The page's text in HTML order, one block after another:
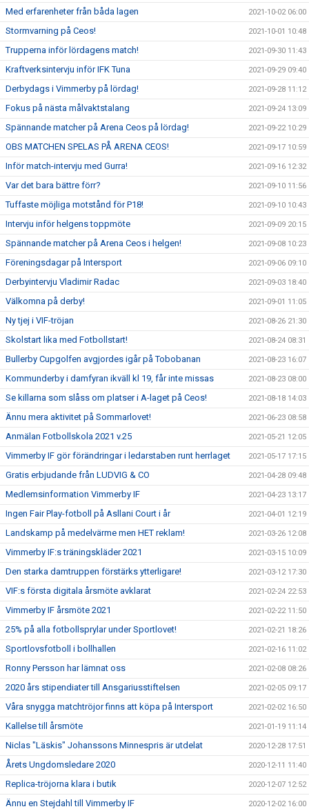
Med erfarenheter från båda lagen 2021-10-02 06:00
Stormvarning på Ceos! 2021-10-01 10:48
Trupperna inför lördagens match! 2021-09-30 11:43
Kraftverksintervju inför IFK Tuna 2021-09-29 09:40
Derbydags i Vimmerby på lördag! 2021-09-28 11:12
Fokus på nästa målvaktstalang 2021-09-24 13:09
Spännande matcher på Arena Ceos på lördag! 2021-09-22 10:29
OBS MATCHEN SPELAS PÅ ARENA CEOS! 2021-09-17 10:59
Inför match-intervju med Gurra! 2021-09-16 12:32
Var det bara bättre förr? 2021-09-10 11:56
Tuffaste möjliga motstånd för P18! 2021-09-10 10:43
Intervju inför helgens toppmöte 2021-09-09 20:15
Spännande matcher på Arena Ceos i helgen! 2021-09-08 10:23
Föreningsdagar på Intersport 2021-09-06 09:10
Derbyintervju Vladimir Radac 2021-09-03 18:40
Välkomna på derby! 2021-09-01 11:05
Ny tjej i VIF-tröjan 2021-08-26 21:30
Skolstart lika med Fotbollstart! 2021-08-24 08:31
Bullerby Cupgolfen avgjordes igår på Tobobanan 2021-08-23 16:07
Kommunderby i damfyran ikväll kl 19, får inte missas 2021-08-23 08:00
Se killarna som slåss om platser i A-laget på Ceos! 2021-08-18 14:03
Ännu mera aktivitet på Sommarlovet! 2021-06-23 08:58
Anmälan Fotbollskola 2021 v.25 2021-05-21 12:05
Vimmerby IF gör förändringar i ledarstaben runt herrlaget 2021-05-17 17:15
Gratis erbjudande från LUDVIG & CO 2021-04-28 09:48
Medlemsinformation Vimmerby IF 2021-04-23 13:17
Ingen Fair Play-fotboll på Asllani Court i år 2021-04-01 12:19
Landskamp på medelvärme men HET reklam! 2021-03-26 12:08
Vimmerby IF:s träningskläder 2021 2021-03-15 10:09
Den starka damtruppen förstärks ytterligare! 2021-03-12 17:30
VIF:s första digitala årsmöte avklarat 2021-02-24 22:53
Vimmerby IF årsmöte 2021 2021-02-22 11:50
25% på alla fotbollsprylar under Sportlovet! 2021-02-21 18:26
Sportlovsfotboll i bollhallen 2021-02-16 11:02
Ronny Persson har lämnat oss 2021-02-08 08:26
2020 års stipendiater till Ansgariusstiftelsen 2021-02-05 09:17
Våra snygga matchtröjor finns att köpa på Intersport 2021-02-02 16:50
Kallelse till årsmöte 2021-01-19 11:14
Niclas "Läskis" Johanssons Minnespris är utdelat 2020-12-28 17:51
Årets Ungdomsledare 2020 2020-12-11 11:40
Replica-tröjorna klara i butik 2020-12-07 12:52
Ännu en Stejdahl till Vimmerby IF 2020-12-02 16:00